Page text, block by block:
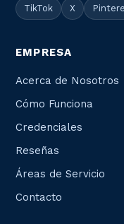
TikTok X
EMPRESA
Acerca de Nosotros
Cómo Funciona
Credenciales
Reseñas
Áreas de Servicio
Contacto